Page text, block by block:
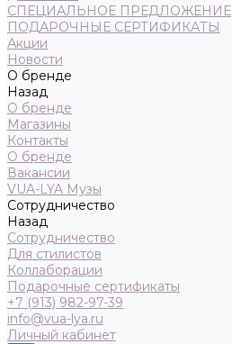
СПЕЦИАЛЬНОЕ ПРЕДЛОЖЕНИЕ
ПОДАРОЧНЫЕ СЕРТИФИКАТЫ
Акции
Новости
О бренде
Назад
О бренде
Магазины
Контакты
О бренде
Вакансии
VUA-LYA Музы
Сотрудничество
Назад
Сотрудничество
Для стилистов
Коллаборации
Подарочные сертификаты
+7 (913) 982-97-39
info@vua-lya.ru
Личный кабинет